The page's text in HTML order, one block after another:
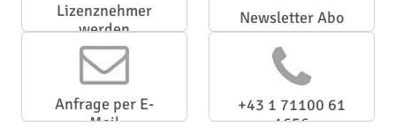
Lizenznehmer
werden
Newsletter Abo
Anfrage per E-
Mail
+43 1 71100 61
1656